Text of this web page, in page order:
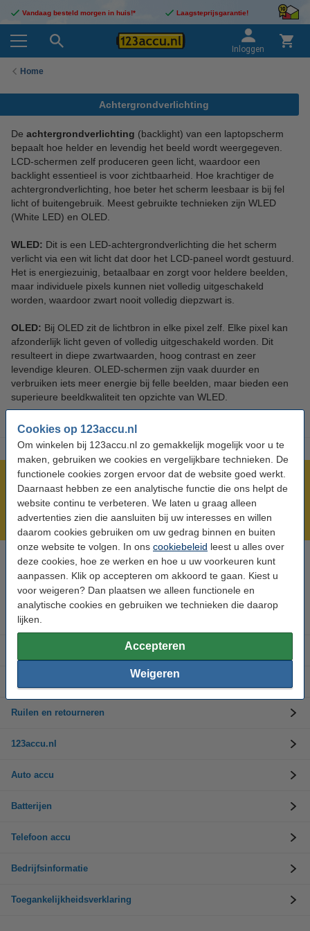
Cookies op 123accu.nl
Om winkelen bij 123accu.nl zo gemakkelijk mogelijk voor u te
maken, gebruiken we cookies en vergelijkbare technieken. De
functionele cookies zorgen ervoor dat de website goed werkt.
Daarnaast hebben ze een analytische functie die ons helpt de
website continu te verbeteren. We laten u graag alleen
advertenties zien die aansluiten bij uw interesses en willen
daarom cookies gebruiken om uw gedrag binnen en buiten
onze website te volgen. In ons cookiebeleid leest u alles over
deze cookies, hoe ze werken en hoe u uw voorkeuren kunt
aanpassen. Klik op accepteren om akkoord te gaan. Kiest u
voor weigeren? Dan plaatsen we alleen functionele en
analytische cookies en gebruiken we technieken die daarop
lijken.
Accepteren
Weigeren
Vandaag besteld morgen in huis!* Laagsteprijsgarantie!
Inloggen
Home
Achtergrondverlichting
De achtergrondverlichting (backlight) van een laptopscherm
bepaalt hoe helder en levendig het beeld wordt weergegeven.
LCD-schermen zelf produceren geen licht, waardoor een
backlight essentieel is voor zichtbaarheid. Hoe krachtiger de
achtergrondverlichting, hoe beter het scherm leesbaar is bij fel
licht of buitengebruik. Meest gebruikte technieken zijn WLED
(White LED) en OLED.
WLED: Dit is een LED-achtergrondverlichting die het scherm
verlicht via een wit licht dat door het LCD-paneel wordt gestuurd.
Het is energiezuinig, betaalbaar en zorgt voor heldere beelden,
maar individuele pixels kunnen niet volledig uitgeschakeld
worden, waardoor zwart nooit volledig diepzwart is.
OLED: Bij OLED zit de lichtbron in elke pixel zelf. Elke pixel kan
afzonderlijk licht geven of volledig uitgeschakeld worden. Dit
resulteert in diepe zwartwaarden, hoog contrast en zeer
levendige kleuren. OLED-schermen zijn vaak duurder en
verbruiken iets meer energie bij felle beelden, maar bieden een
superieure beeldkwaliteit ten opzichte van WLED.
Meer dan 5 miljoen klanten!
Voor 23.59 uur besteld, morgen in huis!
Laagsteprijsgarantie!
Hulp nodig? Bel ons op 0294-787125
Op werkdagen van 9.00 tot 17.30 uur
Accu's
Ruilen en retourneren
123accu.nl
Auto accu
Batterijen
Telefoon accu
Bedrijfsinformatie
Toegankelijkheidsverklaring